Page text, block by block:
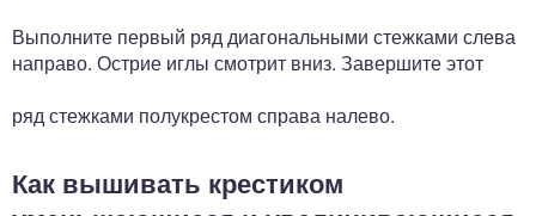
Выполните первый ряд диагональными стежками слева
направо. Острие иглы смотрит вниз. Завершите этот
ряд стежками полукрестом справа налево.
Как вышивать крестиком